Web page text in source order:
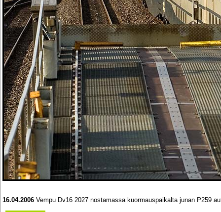
16.04.2006 Vempu Dv16 2027 nostamassa kuormauspaikalta junan P259